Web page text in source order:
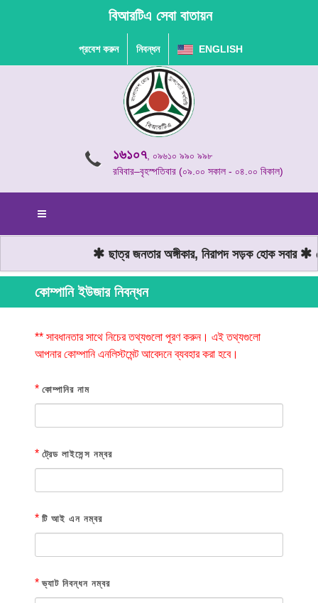
বিআরটিএ সেবা বাতায়ন
প্রবেশ করুন নিবন্ধন ENGLISH
১৬১০৭, ০৯৬১০ ৯৯০ ৯৯৮
রবিবার–বৃহস্পতিবার (০৯.০০ সকাল - ০৪.০০ বিকাল)
ছাত্র জনতার অঙ্গীকার, নিরাপদ সড়ক হোক সবার
কোম্পানি ইউজার নিবন্ধন
** সাবধানতার সাথে নিচের তথ্যগুলো পূরণ করুন। এই তথ্যগুলো
আপনার কোম্পানি এনলিস্টমেন্ট আবেদনে ব্যবহার করা হবে।
* কোম্পানির নাম
* ট্রেড লাইসেন্স নম্বর
* টি আই এন নম্বর
* ভ্যাট নিবন্ধন নম্বর